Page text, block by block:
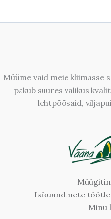
Müüme vaid meie kliimasse
pakub suures valikus
lehtpõõsaid,
Isikuandmete
Minu